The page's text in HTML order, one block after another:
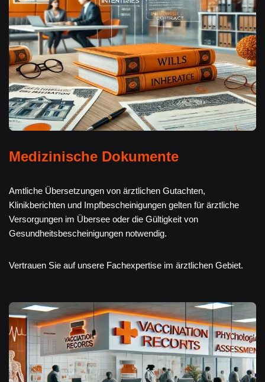
Medizinische Dokumente
Amtliche Übersetzungen von ärztlichen Gutachten,
Klinikberichten und Impfbescheinigungen gelten für ärztliche
Versorgungen im Übersee oder die Gültigkeit von
Gesundheitsbescheinigungen notwendig.
Vertrauen Sie auf unsere Fachexpertise im ärztlichen Gebiet.